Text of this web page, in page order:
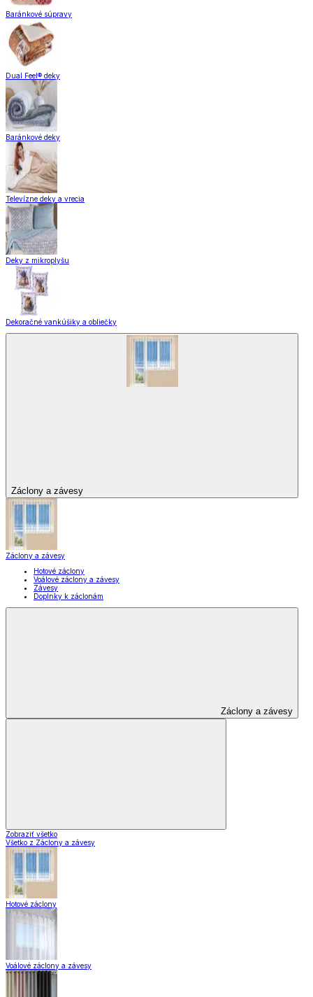
Baránkové súpravy
Dual Feel® deky
Baránkové deky
Televízne deky a vrecia
Deky z mikroplyšu
Dekoračné vankúšiky a obliečky
Záclony a závesy
Záclony a závesy
Hotové záclony
Voálové záclony a závesy
Závesy
Doplnky k záclonám
Záclony a závesy
Zobraziť všetko
Všetko z Záclony a závesy
Hotové záclony
Voálové záclony a závesy